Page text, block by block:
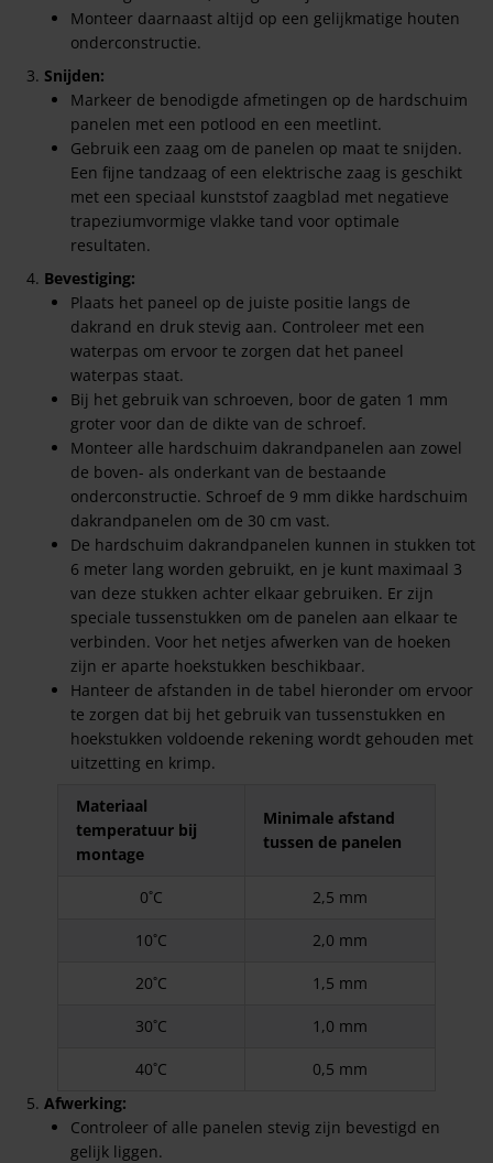
Monteer daarnaast altijd op een gelijkmatige houten
onderconstructie.
Snijden:
Markeer de benodigde afmetingen op de hardschuim
panelen met een potlood en een meetlint.
Gebruik een zaag om de panelen op maat te snijden.
Een fijne tandzaag of een elektrische zaag is geschikt
met een speciaal kunststof zaagblad met negatieve
trapeziumvormige vlakke tand voor optimale
resultaten.
Bevestiging:
Plaats het paneel op de juiste positie langs de
dakrand en druk stevig aan. Controleer met een
waterpas om ervoor te zorgen dat het paneel
waterpas staat.
Bij het gebruik van schroeven, boor de gaten 1 mm
groter voor dan de dikte van de schroef.
Monteer alle hardschuim dakrandpanelen aan zowel
de boven- als onderkant van de bestaande
onderconstructie. Schroef de 9 mm dikke hardschuim
dakrandpanelen om de 30 cm vast.
De hardschuim dakrandpanelen kunnen in stukken tot
6 meter lang worden gebruikt, en je kunt maximaal 3
van deze stukken achter elkaar gebruiken. Er zijn
speciale tussenstukken om de panelen aan elkaar te
verbinden. Voor het netjes afwerken van de hoeken
zijn er aparte hoekstukken beschikbaar.
Hanteer de afstanden in de tabel hieronder om ervoor
te zorgen dat bij het gebruik van tussenstukken en
hoekstukken voldoende rekening wordt gehouden met
uitzetting en krimp.
Materiaal
temperatuur bij
montage
Minimale afstand
tussen de panelen
0˚C 2,5 mm
10˚C 2,0 mm
20˚C 1,5 mm
30˚C 1,0 mm
40˚C
0,5 mm
Afwerking:
Controleer of alle panelen stevig zijn bevestigd en
gelijk liggen.